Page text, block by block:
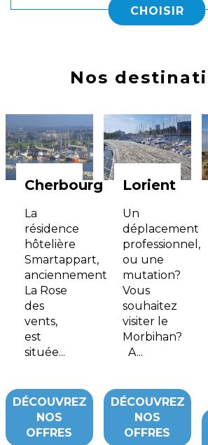
CHOISIR
Nos
Cherbourg
La
résidence
hôtelière
Smartappart,
anciennement
La Rose
des
vents,
est
située...
DÉCOUVREZ
NOS
OFFRES
Lorient
Un
déplacement
professionnel,
ou une
mutation?
Vous
souhaitez
visiter le
Morbihan?
A...
DÉCOUVREZ
NOS
OFFRES